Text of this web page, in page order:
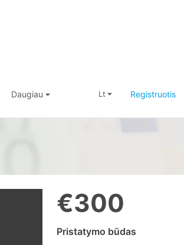
Daugiau lt Registruotis
€300
Pristatymo būdas